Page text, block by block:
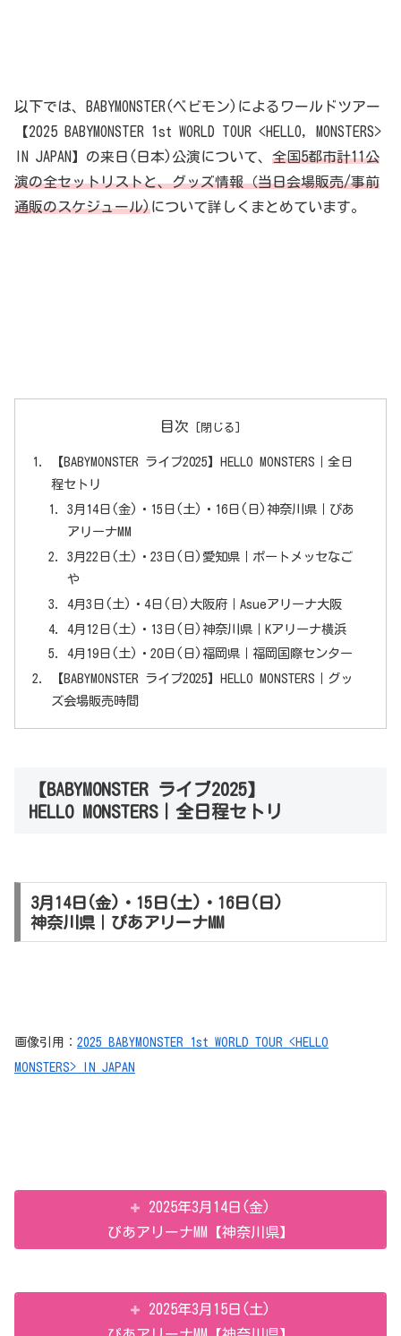
以下では、BABYMONSTER(ベビモン)によるワールドツアー
【2025 BABYMONSTER 1st WORLD TOUR <HELLO, MONSTERS>
IN JAPAN】の来日(日本)公演について、 全国5都市計11公
演の全セットリストと、グッズ情報（当日会場販売/事前
通販のスケジュール)について詳しくまとめています。
目次
【BABYMONSTER ライブ2025】HELLO MONSTERS｜全日
程セトリ
3月14日(金)・15日(土)・16日(日)神奈川県｜ぴあ
アリーナMM
3月22日(土)・23日(日)愛知県｜ポートメッセなご
や
4月3日(土)・4日(日)大阪府｜Asueアリーナ大阪
4月12日(土)・13日(日)神奈川県｜Kアリーナ横浜
4月19日(土)・20日(日)福岡県｜福岡国際センター
【BABYMONSTER ライブ2025】HELLO MONSTERS｜グッ
ズ会場販売時間
【BABYMONSTER ライブ2025】
HELLO MONSTERS｜全日程セトリ
3月14日(金)・15日(土)・16日(日)
神奈川県｜ぴあアリーナMM
画像引用： 2025 BABYMONSTER 1st WORLD TOUR <HELLO
MONSTERS> IN JAPAN
2025年3月14日(金)
ぴあアリーナMM【神奈川県】
2025年3月15日(土)